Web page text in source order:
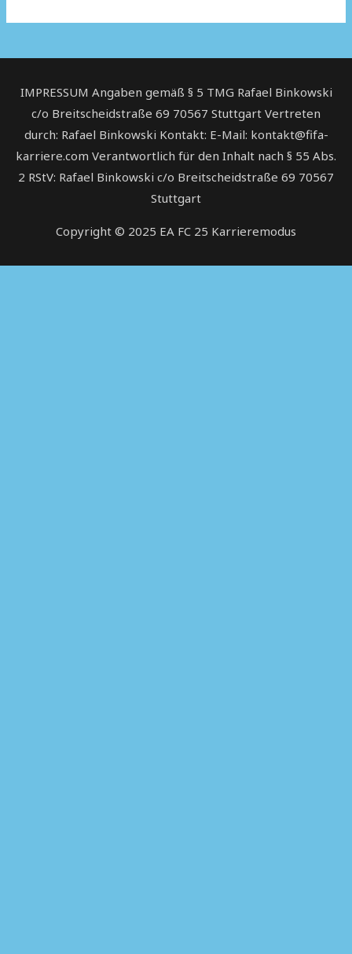
IMPRESSUM Angaben gemäß § 5 TMG Rafael Binkowski
c/o Breitscheidstraße 69 70567 Stuttgart Vertreten
durch: Rafael Binkowski Kontakt: E-Mail: kontakt@fifa-
karriere.com Verantwortlich für den Inhalt nach § 55 Abs.
2 RStV: Rafael Binkowski c/o Breitscheidstraße 69 70567
Stuttgart
Copyright © 2025 EA FC 25 Karrieremodus